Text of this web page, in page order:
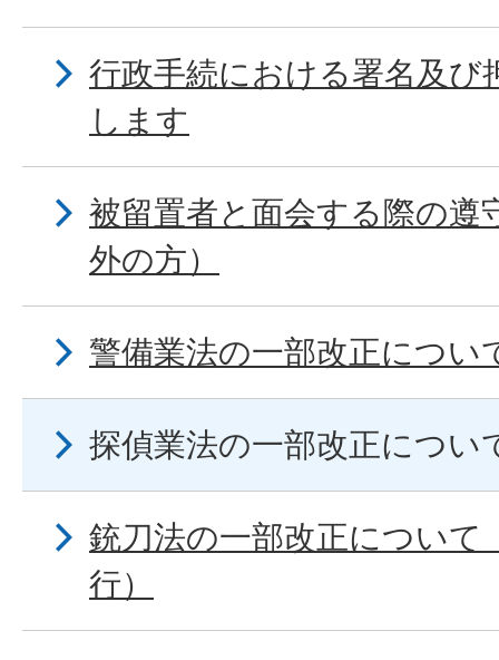
行政手続における署名及び
します
被留置者と面会する際の遵
外の方）
警備業法の一部改正につい
探偵業法の一部改正につい
銃刀法の一部改正について
行）